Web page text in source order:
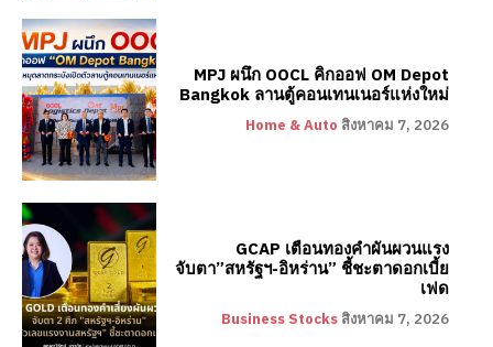
MPJ ผนึก OOCL คิกออฟ OM Depot
Bangkok ลานตู้คอนเทนเนอร์แห่งใหม่
Home & Auto สิงหาคม 7, 2026
GCAP เตือนทองคำผันผวนแรง
จับตา”สหรัฐฯ-อิหร่าน” ชี้ชะตาดอกเบี้ย
เฟด
Business Stocks สิงหาคม 7, 2026